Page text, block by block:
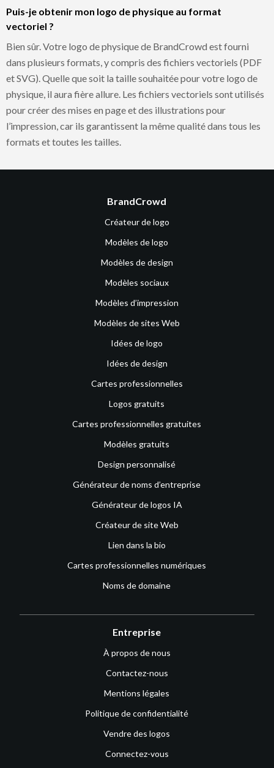
Puis-je obtenir mon logo de physique au format
vectoriel ?
Bien sûr. Votre logo de physique de BrandCrowd est fourni
dans plusieurs formats, y compris des fichiers vectoriels (PDF
et SVG). Quelle que soit la taille souhaitée pour votre logo de
physique, il aura fière allure. Les fichiers vectoriels sont utilisés
pour créer des mises en page et des illustrations pour
l’impression, car ils garantissent la même qualité dans tous les
formats et toutes les tailles.
BrandCrowd
Créateur de logo
Modèles de logo
Modèles de design
Modèles sociaux
Modèles d’impression
Modèles de sites Web
Idées de logo
Idées de design
Cartes professionnelles
Logos gratuits
Cartes professionnelles gratuites
Modèles gratuits
Design personnalisé
Générateur de noms d’entreprise
Générateur de logos IA
Créateur de site Web
Lien dans la bio
Cartes professionnelles numériques
Noms de domaine
Entreprise
À propos de nous
Contactez-nous
Mentions légales
Politique de confidentialité
Vendre des logos
Connectez-vous